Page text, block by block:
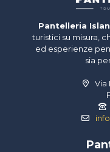
Pantelleria
turistici su misura,
ed esperienze
sia
Via